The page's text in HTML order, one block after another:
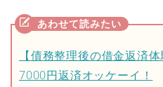
【債務整理後の借金返済
7000円返済オッケーイ！